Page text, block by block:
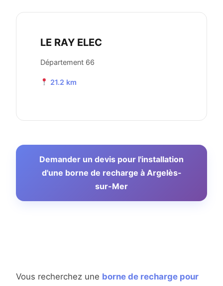
LE RAY ELEC
Département 66
21.2 km
Demander un devis pour l'installation
d'une borne de recharge à Argelès-
sur-Mer
Vous recherchez une borne de recharge pour